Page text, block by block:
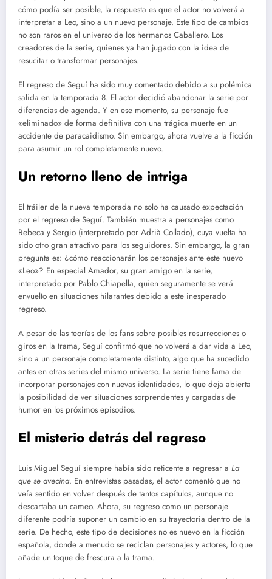
cómo podía ser posible, la respuesta es que el actor no volverá a
interpretar a Leo, sino a un nuevo personaje. Este tipo de cambios
no son raros en el universo de los hermanos Caballero. Los
creadores de la serie, quienes ya han jugado con la idea de
resucitar o transformar personajes.
El regreso de Seguí ha sido muy comentado debido a su polémica
salida en la temporada 8. El actor decidió abandonar la serie por
diferencias de agenda. Y en ese momento, su personaje fue
«eliminado» de forma definitiva con una trágica muerte en un
accidente de paracaidismo. Sin embargo, ahora vuelve a la ficción
para asumir un rol completamente nuevo.
Un retorno lleno de intriga
El tráiler de la nueva temporada no solo ha causado expectación
por el regreso de Seguí. También muestra a personajes como
Rebeca y Sergio (interpretado por Adrià Collado), cuya vuelta ha
sido otro gran atractivo para los seguidores. Sin embargo, la gran
pregunta es: ¿cómo reaccionarán los personajes ante este nuevo
«Leo»? En especial Amador, su gran amigo en la serie,
interpretado por Pablo Chiapella, quien seguramente se verá
envuelto en situaciones hilarantes debido a este inesperado
regreso.
A pesar de las teorías de los fans sobre posibles resurrecciones o
giros en la trama, Seguí confirmó que no volverá a dar vida a Leo,
sino a un personaje completamente distinto, algo que ha sucedido
antes en otras series del mismo universo. La serie tiene fama de
incorporar personajes con nuevas identidades, lo que deja abierta
la posibilidad de ver situaciones sorprendentes y cargadas de
humor en los próximos episodios.
El misterio detrás del regreso
Luis Miguel Seguí siempre había sido reticente a regresar a La
que se avecina. En entrevistas pasadas, el actor comentó que no
veía sentido en volver después de tantos capítulos, aunque no
descartaba un cameo. Ahora, su regreso como un personaje
diferente podría suponer un cambio en su trayectoria dentro de la
serie. De hecho, este tipo de decisiones no es nuevo en la ficción
española, donde a menudo se reciclan personajes y actores, lo que
añade un toque de frescura a la trama.